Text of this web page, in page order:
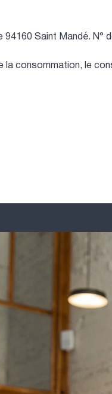
94160 Saint Mandé.N°
consommation, le